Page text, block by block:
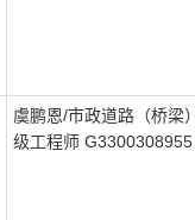
虞鹏恩/市政道路（桥梁
级工程师 G3300308955